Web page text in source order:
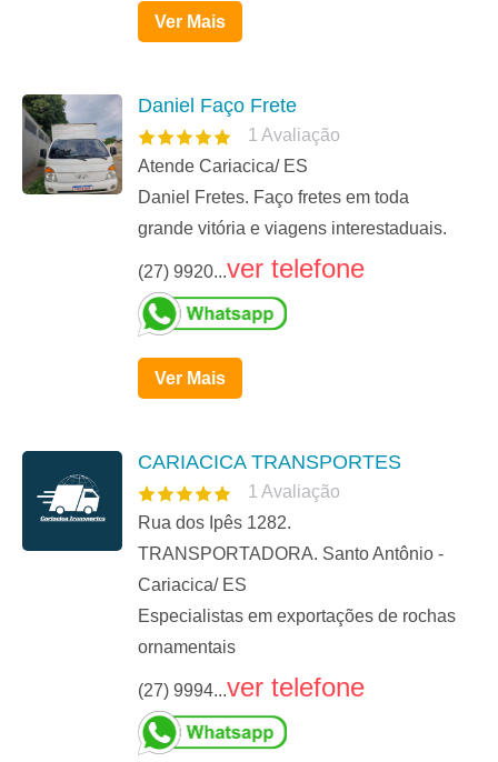
Ver Mais
Daniel Faço Frete
1 Avaliação
Atende Cariacica/ ES
Daniel Fretes. Faço fretes em toda
grande vitória e viagens interestaduais.
(27) 9920...ver telefone
Ver Mais
CARIACICA TRANSPORTES
1 Avaliação
Rua dos Ipês 1282.
TRANSPORTADORA. Santo Antônio -
Cariacica/ ES
Especialistas em exportações de rochas
ornamentais
(27) 9994...ver telefone